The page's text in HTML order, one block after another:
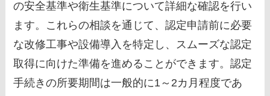
の安全基準や衛生基準について詳細な確認を行い
ます。これらの相談を通じて、認定申請前に必要
な改修工事や設備導入を特定し、スムーズな認定
取得に向けた準備を進めることができます。認定
手続きの所要期間は一般的に1～2カ月程度であ